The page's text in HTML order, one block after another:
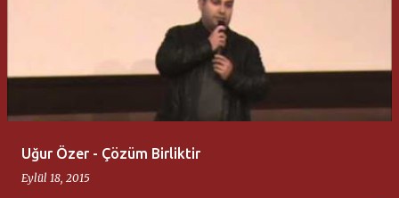
t
Uğur Özer - Çözüm Birliktir
Eylül 18, 2015